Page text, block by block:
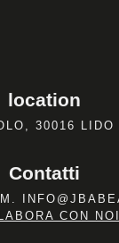
location
30016 LIDO
Contatti
CON NOI